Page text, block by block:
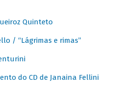
Quinteto
/ “Lágrimas e rimas”
do CD de Janaina Fellini